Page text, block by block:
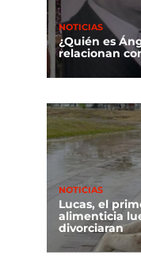
NOTICIAS
¿Quién es
relacionan
NOTICIAS
Lucas, el
alimenticia
divorciaran